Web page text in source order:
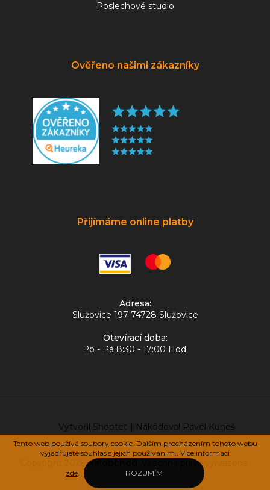
Tento web používá soubory cookie. Dalším procházením tohoto webu
vyjadřujete souhlas s jejich používáním.. Více informací
zde ROZUMÍM
Poslechové studio
Ověřeno našimi zákazníky
Přijímáme online platby
Adresa:
Služovice 197 74728 Služovice
Otevírací doba:
Po - Pá 8:30 - 17:00 Hod.
Vytvořil Shoptet | Nakódoval Pavel Kuneš
Copyright 2026Hifiobchod . Všechna práva vyhrazena.